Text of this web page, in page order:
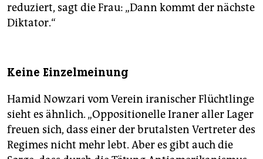
reduziert, sagt die Frau: „Dann kommt der nächste
Diktator.“
Keine Einzelmeinung
Hamid Nowzari vom Verein iranischer Flüchtlinge
sieht es ähnlich. „Oppositionelle Iraner aller Lager
freuen sich, dass einer der brutalsten Vertreter des
Regimes nicht mehr lebt. Aber es gibt auch die